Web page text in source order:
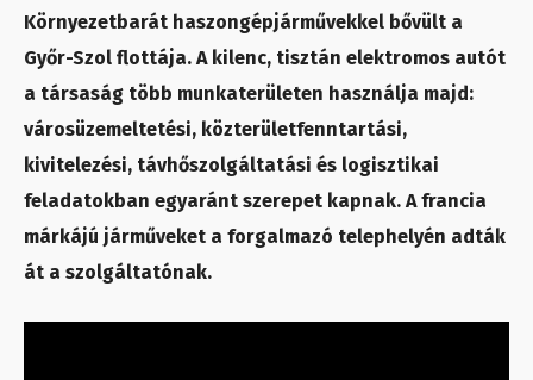
Környezetbarát haszongépjárművekkel bővült a
Győr-Szol flottája. A kilenc, tisztán elektromos autót
a társaság több munkaterületen használja majd:
városüzemeltetési, közterületfenntartási,
kivitelezési, távhőszolgáltatási és logisztikai
feladatokban egyaránt szerepet kapnak. A francia
márkájú járműveket a forgalmazó telephelyén adták
át a szolgáltatónak.